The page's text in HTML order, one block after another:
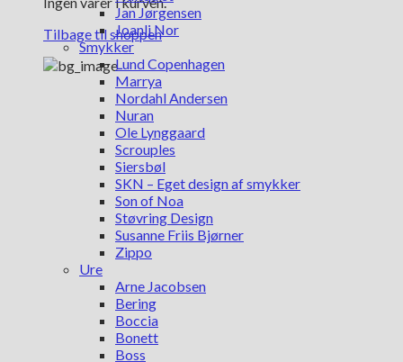
Tilbage til shoppen
Jan Jørgensen
Joanli Nor
Smykker
Lund Copenhagen
Marrya
Nordahl Andersen
Nuran
Ole Lynggaard
Scrouples
Siersbøl
SKN – Eget design af smykker
Son of Noa
Støvring Design
Susanne Friis Bjørner
Zippo
Ure
Arne Jacobsen
Bering
Boccia
Bonett
Boss